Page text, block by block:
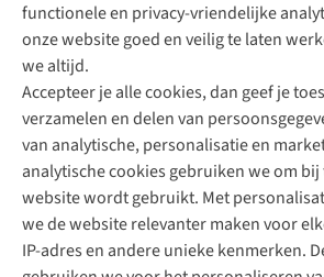
functionele en privacy-vriendelijke
onze website goed en veilig te laten
we altijd.
Accepteer je alle cookies, dan geef je
verzamelen en delen van
van analytische, personalisatie en
analytische cookies gebruiken we om
website wordt gebruikt. Met
we de website relevanter maken voor
IP-adres en andere unieke kenmerken.
Direct advies van een Buitenexpert
+31 (0)85 888 50 88
+31 6 12 28 49 80
Contactformulier